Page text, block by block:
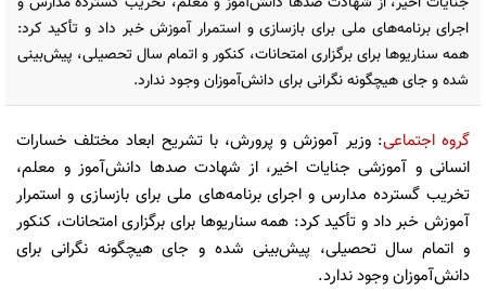
اجرای برنامه‌های ملی برای بازسازی و استمرار آموزش خبر داد و تأکید کرد:
همه سناریوها برای برگزاری امتحانات، کنکور و اتمام سال تحصیلی، پیش‌بینی
شده و جای هیچگونه نگرانی برای دانش‌آموزان وجود ندارد.
گروه اجتماعی: وزیر آموزش و پرورش، با تشریح ابعاد مختلف خسارات
انسانی و آموزشی جنایات اخیر، از شهادت صدها دانش‌آموز و معلم،
تخریب گسترده مدارس و اجرای برنامه‌های ملی برای بازسازی و استمرار
آموزش خبر داد و تأکید کرد: همه سناریوها برای برگزاری امتحانات، کنکور
و اتمام سال تحصیلی، پیش‌بینی شده و جای هیچگونه نگرانی برای
دانش‌آموزان وجود ندارد.